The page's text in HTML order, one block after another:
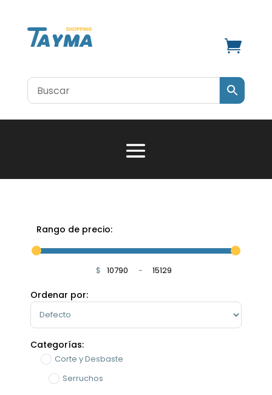

Rango de precio:
$ Minimum Price
-
Maximum Price
Ordenar por:
Sort Products
Categorías:
Corte y Desbaste
Serruchos